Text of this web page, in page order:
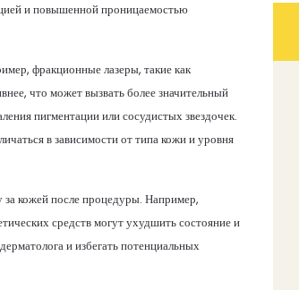
и повышенной проницаемостью
фракционные лазеры, такие как
что может вызвать более значительный
пигментации или сосудистых звездочек.
в зависимости от типа кожи и уровня
за кожей после процедуры. Например,
средств могут ухудшить состояние и
и избегать потенциальных